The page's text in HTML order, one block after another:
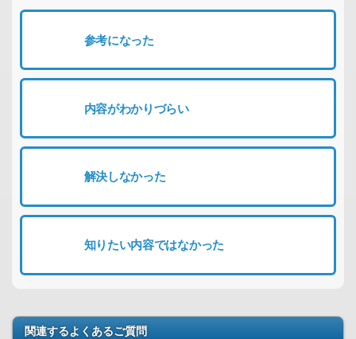
参考になった
内容がわかりづらい
解決しなかった
知りたい内容ではなかった
関連するよくあるご質問